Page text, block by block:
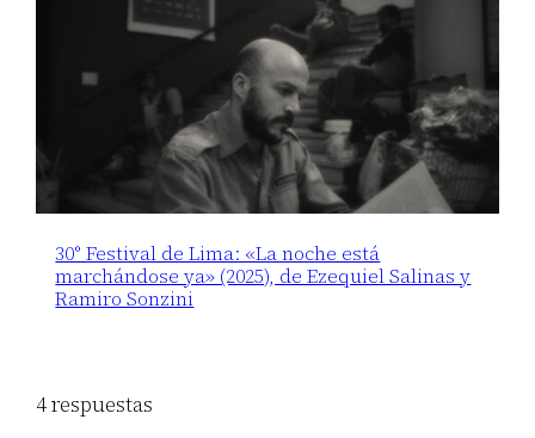
30° Festival de Lima: «La noche está
marchándose ya» (2025), de Ezequiel Salinas y
Ramiro Sonzini
4 respuestas